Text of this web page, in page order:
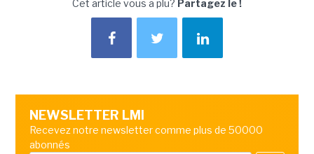
Cet article vous a plu? Partagez le !
NEWSLETTER LMI
Recevez notre newsletter comme plus de 50000
abonnés